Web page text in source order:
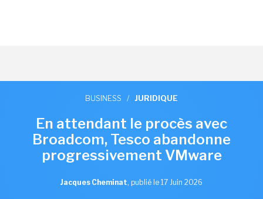
BUSINESS / JURIDIQUE
En attendant le procès avec
Broadcom, Tesco abandonne
progressivement VMware
Jacques Cheminat, publié le 17 Juin 2026